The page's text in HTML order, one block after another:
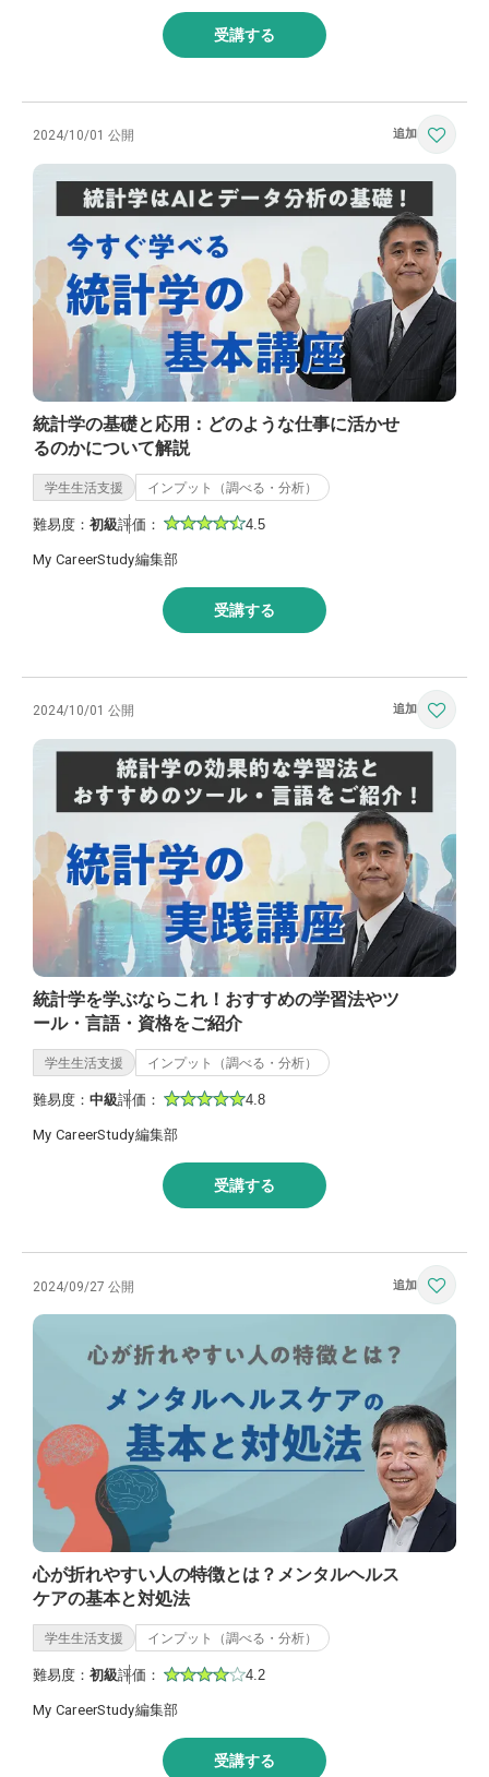
受講する
2024/10/01 公開
統計学の基礎と応用：どのような仕事に活かせ
るのかについて解説
学生生活支援 インプット（調べる・分析）
難易度： 初級評価： 4.5
My CareerStudy編集部
受講する
2024/10/01 公開
統計学を学ぶならこれ！おすすめの学習法やツ
ール・言語・資格をご紹介
学生生活支援 インプット（調べる・分析）
難易度： 中級評価： 4.8
My CareerStudy編集部
受講する
2024/09/27 公開
心が折れやすい人の特徴とは？メンタルヘルス
ケアの基本と対処法
学生生活支援 インプット（調べる・分析）
難易度： 初級評価： 4.2
My CareerStudy編集部
受講する